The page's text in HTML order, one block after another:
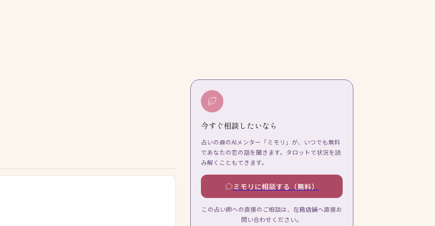
今すぐ相談したいなら
占いの森のAIメンター「ミモリ」が、いつでも無料
であなたの恋の話を聞きます。タロットで状況を読
み解くこともできます。
ミモリに相談する（無料）
この占い師への直接のご相談は、在籍店舗へ直接お
問い合わせください。